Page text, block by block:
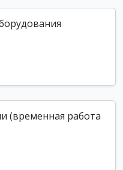
(временная работа